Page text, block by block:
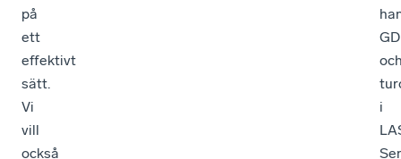
på
ett
effektivt
sätt.
Vi
vill
också
i